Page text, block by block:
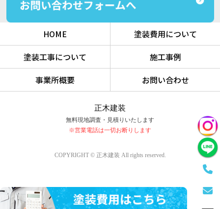
HOME
塗装費用について
塗装工事について
施工事例
事業所概要
お問い合わせ
正木建装
無料現地調査・見積りいたします
※営業電話は一切お断りします
COPYRIGHT © 正木建装 All rights reserved.